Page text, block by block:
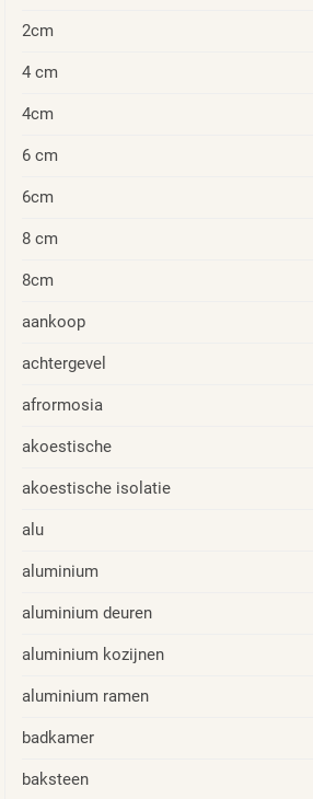
2cm
4 cm
4cm
6 cm
6cm
8 cm
8cm
aankoop
achtergevel
afrormosia
akoestische
akoestische isolatie
alu
aluminium
aluminium deuren
aluminium kozijnen
aluminium ramen
badkamer
baksteen